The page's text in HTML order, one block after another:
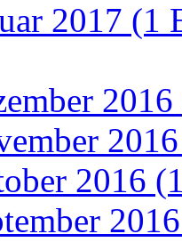
2017 (1
2016